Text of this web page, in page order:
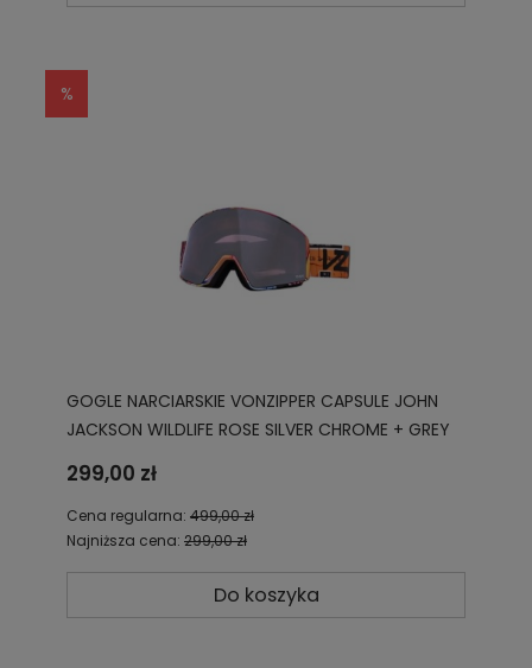
GOGLE NARCIARSKIE VONZIPPER CAPSULE JOHN
JACKSON WILDLIFE ROSE SILVER CHROME + GREY
299,00 zł
Cena regularna: 499,00 zł
Najniższa cena: 299,00 zł
Do koszyka